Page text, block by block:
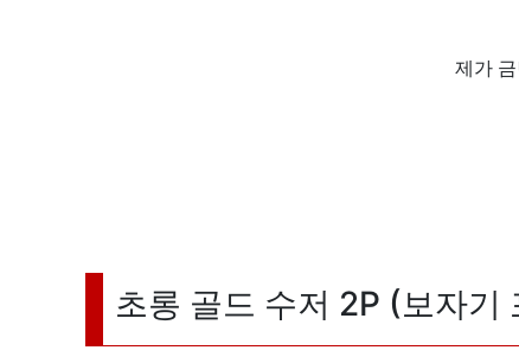
제가
초롱 골드 수저 2P (보자기